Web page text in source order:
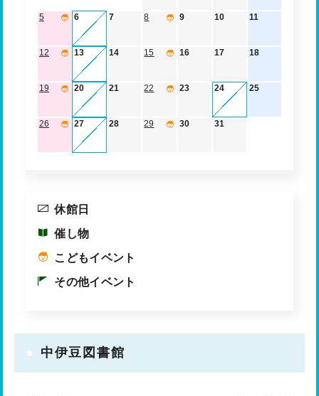
5 6 7 8 9 10 11
12 13 14 15 16 17 18
19 20 21 22 23 24 25
26 27 28 29 30 31
休館日
催し物
こどもイベント
その他イベント
中伊豆図書館